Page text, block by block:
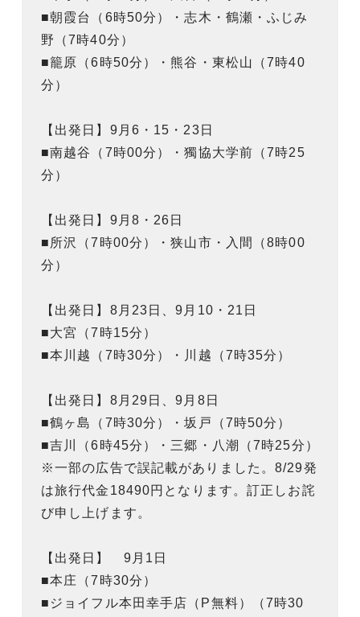
■朝霞台（6時50分）・志木・鶴瀬・ふじみ
野（7時40分）
■籠原（6時50分）・熊谷・東松山（7時40
分）
【出発日】9月6・15・23日
■南越谷（7時00分）・獨協大学前（7時25
分）
【出発日】9月8・26日
■所沢（7時00分）・狭山市・入間（8時00
分）
【出発日】8月23日、9月10・21日
■大宮（7時15分）
■本川越（7時30分）・川越（7時35分）
【出発日】8月29日、9月8日
■鶴ヶ島（7時30分）・坂戸（7時50分）
■吉川（6時45分）・三郷・八潮（7時25分）
※一部の広告で誤記載がありました。8/29発
は旅行代金18490円となります。訂正しお詫
び申し上げます。
【出発日】 9月1日
■本庄（7時30分）
■ジョイフル本田幸手店（P無料）（7時30